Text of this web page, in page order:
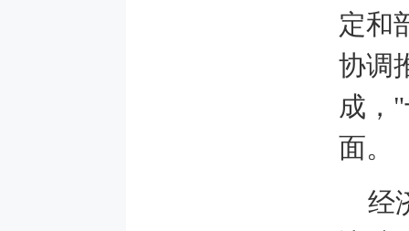
定和
协调
成，
面。
经